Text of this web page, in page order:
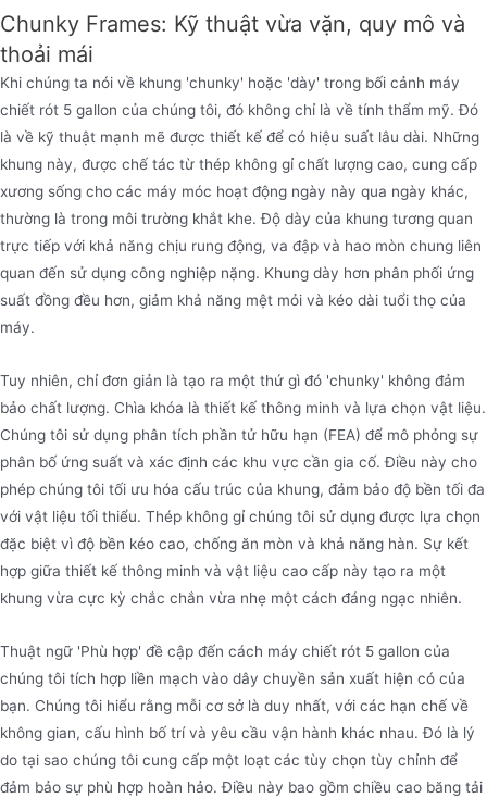
Máy chiết rót nước
Máy chiết rót nước jndwater là một loại thiết bị
được thiết kế đặc biệt để rót nước uống vào chai
một cách hiệu quả và hợp vệ sinh.máy đóng chai
nước được sử dụng rộng rãi trong ngành công
nghiệp nước uống để đảm bảo sản xuất tốc độ
toàn và sức khỏe. Máy chiết rót chai nước được
chia thành máy chiết rót nước chai nhỏ,
Chunky Frames: Kỹ thuật vừa vặn, quy mô và
thoải mái
Khi chúng ta nói về khung 'chunky' hoặc 'dày' trong bối cảnh máy
chiết rót 5 gallon của chúng tôi, đó không chỉ là về tính thẩm mỹ. Đó
là về kỹ thuật mạnh mẽ được thiết kế để có hiệu suất lâu dài. Những
khung này, được chế tác từ thép không gỉ chất lượng cao, cung cấp
xương sống cho các máy móc hoạt động ngày này qua ngày khác,
thường là trong môi trường khắt khe. Độ dày của khung tương quan
trực tiếp với khả năng chịu rung động, va đập và hao mòn chung liên
quan đến sử dụng công nghiệp nặng. Khung dày hơn phân phối ứng
suất đồng đều hơn, giảm khả năng mệt mỏi và kéo dài tuổi thọ của
máy.
Tuy nhiên, chỉ đơn giản là tạo ra một thứ gì đó 'chunky' không đảm
bảo chất lượng. Chìa khóa là thiết kế thông minh và lựa chọn vật liệu.
Chúng tôi sử dụng phân tích phần tử hữu hạn (FEA) để mô phỏng sự
phân bố ứng suất và xác định các khu vực cần gia cố. Điều này cho
phép chúng tôi tối ưu hóa cấu trúc của khung, đảm bảo độ bền tối đa
với vật liệu tối thiểu. Thép không gỉ chúng tôi sử dụng được lựa chọn
đặc biệt vì độ bền kéo cao, chống ăn mòn và khả năng hàn. Sự kết
hợp giữa thiết kế thông minh và vật liệu cao cấp này tạo ra một
khung vừa cực kỳ chắc chắn vừa nhẹ một cách đáng ngạc nhiên.
Thuật ngữ 'Phù hợp' đề cập đến cách máy chiết rót 5 gallon của
chúng tôi tích hợp liền mạch vào dây chuyền sản xuất hiện có của
bạn. Chúng tôi hiểu rằng mỗi cơ sở là duy nhất, với các hạn chế về
không gian, cấu hình bố trí và yêu cầu vận hành khác nhau. Đó là lý
do tại sao chúng tôi cung cấp một loạt các tùy chọn tùy chỉnh để
đảm bảo sự phù hợp hoàn hảo. Điều này bao gồm chiều cao băng tải